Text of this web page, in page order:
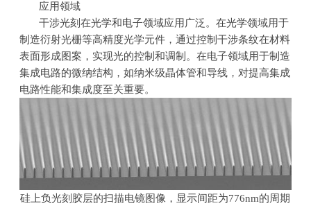
应用领域
干涉光刻在光学和电子领域应用广泛。在光学领域用于
制造衍射光栅等高精度光学元件，通过控制干涉条纹在材料
表面形成图案，实现光的控制和调制。在电子领域用于制造
集成电路的微纳结构，如纳米级晶体管和导线，对提高集成
电路性能和集成度至关重要。
硅上负光刻胶层的扫描电镜图像，显示间距为776nm的周期